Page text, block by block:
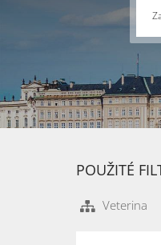
POUŽITÉ
Veterina